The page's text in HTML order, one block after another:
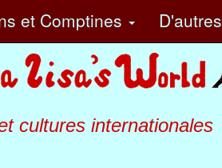
et Comptines D'autres
cultures internationales